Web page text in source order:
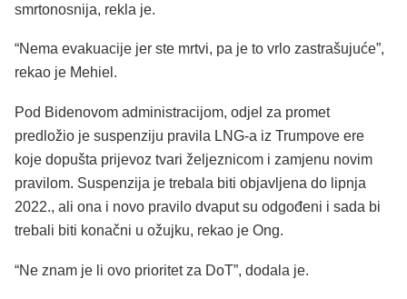
smrtonosnija, rekla je.
“Nema evakuacije jer ste mrtvi, pa je to vrlo zastrašujuće”,
rekao je Mehiel.
Pod Bidenovom administracijom, odjel za promet
predložio je suspenziju pravila LNG-a iz Trumpove ere
koje dopušta prijevoz tvari željeznicom i zamjenu novim
pravilom. Suspenzija je trebala biti objavljena do lipnja
2022., ali ona i novo pravilo dvaput su odgođeni i sada bi
trebali biti konačni u ožujku, rekao je Ong.
“Ne znam je li ovo prioritet za DoT”, dodala je.